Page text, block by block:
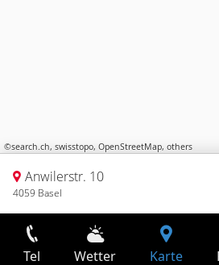
©search.ch, swisstopo, OpenStreetMap, others
Anwilerstr. 10
4059 Basel
Tel Wetter Karte